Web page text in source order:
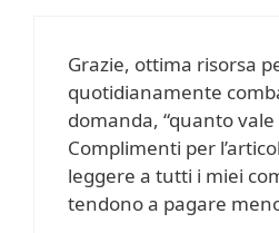
Grazie, ottima risorsa
quotidianamente
domanda, “quanto vale
Complimenti per
leggere a tutti i miei
tendono a pagare